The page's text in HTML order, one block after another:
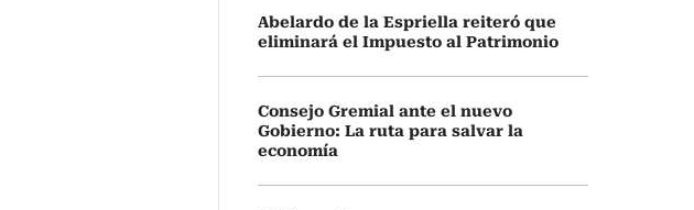
Abelardo de la Espriella reiteró que
eliminará el Impuesto al Patrimonio
Consejo Gremial ante el nuevo
Gobierno: La ruta para salvar la
economía